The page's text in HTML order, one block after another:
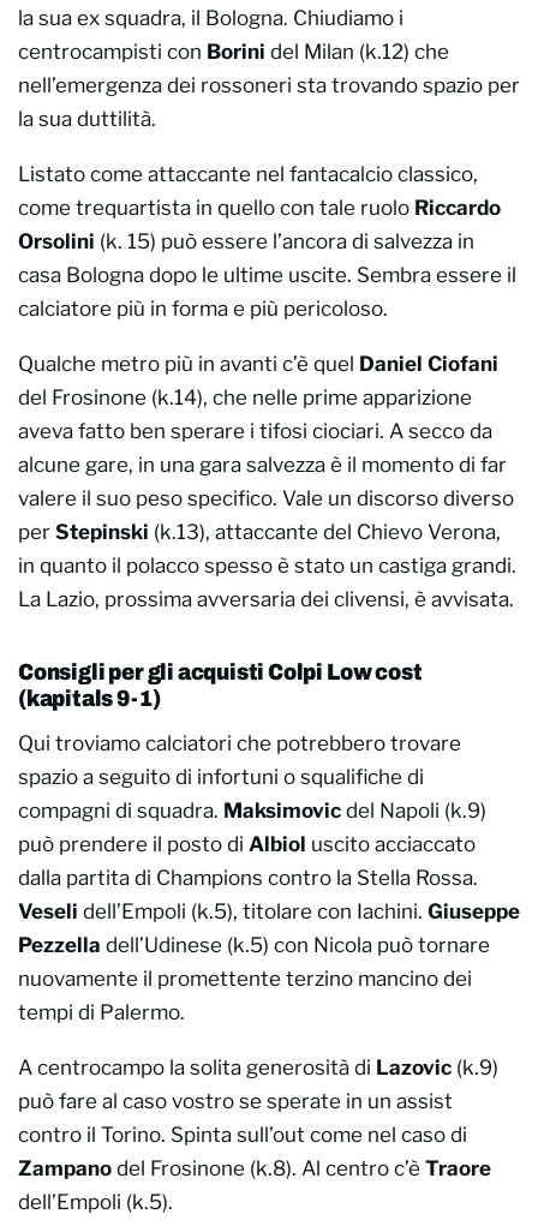
la sua ex squadra, il Bologna. Chiudiamo i
centrocampisti con Borini del Milan (k.12) che
nell’emergenza dei rossoneri sta trovando spazio per
la sua duttilità.
Listato come attaccante nel fantacalcio classico,
come trequartista in quello con tale ruolo Riccardo
Orsolini (k. 15) può essere l’ancora di salvezza in
casa Bologna dopo le ultime uscite. Sembra essere il
calciatore più in forma e più pericoloso.
Qualche metro più in avanti c’è quel Daniel Ciofani
del Frosinone (k.14), che nelle prime apparizione
aveva fatto ben sperare i tifosi ciociari. A secco da
alcune gare, in una gara salvezza è il momento di far
valere il suo peso specifico. Vale un discorso diverso
per Stepinski (k.13), attaccante del Chievo Verona,
in quanto il polacco spesso è stato un castiga grandi.
La Lazio, prossima avversaria dei clivensi, è avvisata.
Consigli per gli acquisti Colpi Low cost
(kapitals 9-1)
Qui troviamo calciatori che potrebbero trovare
spazio a seguito di infortuni o squalifiche di
compagni di squadra. Maksimovic del Napoli (k.9)
può prendere il posto di Albiol uscito acciaccato
dalla partita di Champions contro la Stella Rossa.
Veseli dell’Empoli (k.5), titolare con Iachini. Giuseppe
Pezzella dell’Udinese (k.5) con Nicola può tornare
nuovamente il promettente terzino mancino dei
tempi di Palermo.
A centrocampo la solita generosità di Lazovic (k.9)
può fare al caso vostro se sperate in un assist
contro il Torino. Spinta sull’out come nel caso di
Zampano del Frosinone (k.8). Al centro c’è Traore
dell’Empoli (k.5).